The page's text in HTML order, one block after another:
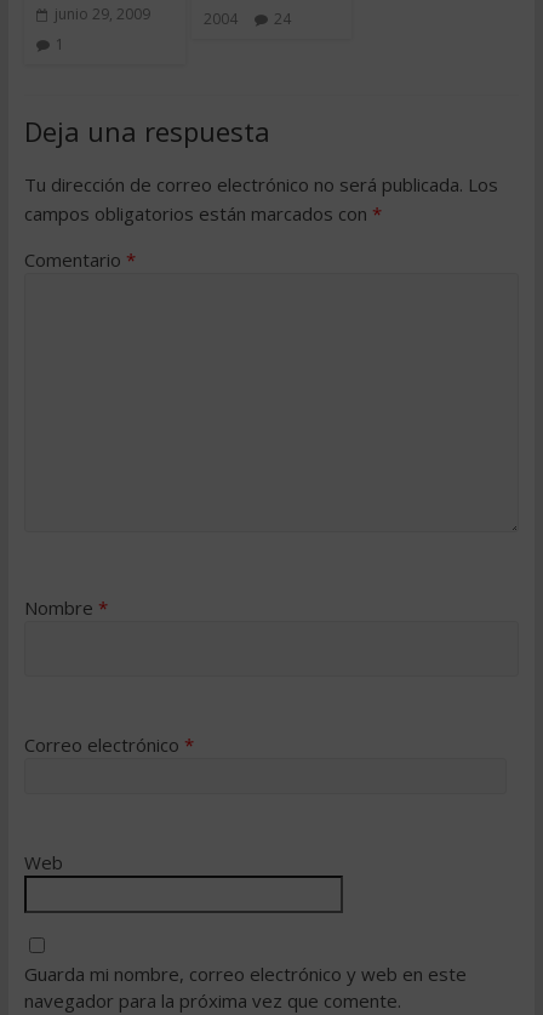
junio 29, 2009
1
2004
24
Deja una respuesta
Tu dirección de correo electrónico no será publicada. Los
campos obligatorios están marcados con *
Comentario *
Nombre *
Correo electrónico *
Web
Guarda mi nombre, correo electrónico y web en este
navegador para la próxima vez que comente.